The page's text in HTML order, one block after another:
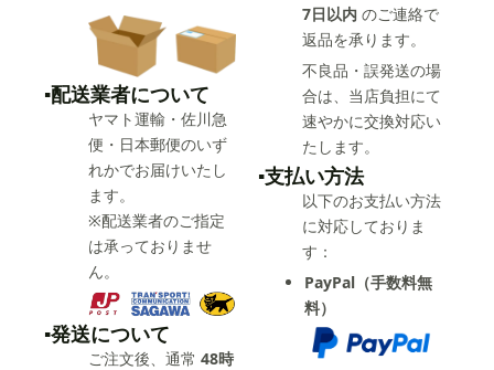
▪️配送業者について
ヤマト運輸・佐川急
便・日本郵便のいず
れかでお届けいたし
ます。
※配送業者のご指定
は承っておりませ
ん。
▪️発送について
ご注文後、通常 48時
7日以内 のご連絡で
返品を承ります。
不良品・誤発送の場
合は、当店負担にて
速やかに交換対応い
たします。
▪️支払い方法
以下のお支払い方法
に対応しておりま
す：
PayPal（手数料無
料）